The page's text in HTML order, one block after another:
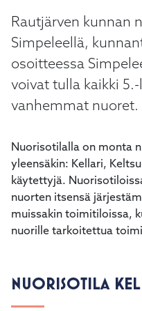
Rautjärven kunnan
Simpeleellä,
osoitteessa
voivat tulla kaikki
vanhemmat nuoret.
Nuorisotilalla on monta
yleensäkin: Kellari,
käytettyjä.
nuorten itsensä
muissakin toimitiloissa,
nuorille tarkoitettua
NUORISOTILA